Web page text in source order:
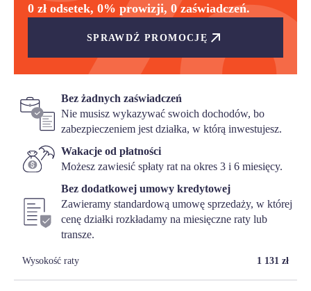
0 zł odsetek, 0% prowizji, 0 zaświadczeń.
SPRAWDŹ PROMOCJĘ
Bez żadnych zaświadczeń
Nie musisz wykazywać swoich dochodów, bo
zabezpieczeniem jest działka, w którą inwestujesz.
Wakacje od płatności
Możesz zawiesić spłaty rat na okres 3 i 6 miesięcy.
Bez dodatkowej umowy kredytowej
Zawieramy standardową umowę sprzedaży, w której
cenę działki rozkładamy na miesięczne raty lub
transze.
Wysokość raty 1 131 zł